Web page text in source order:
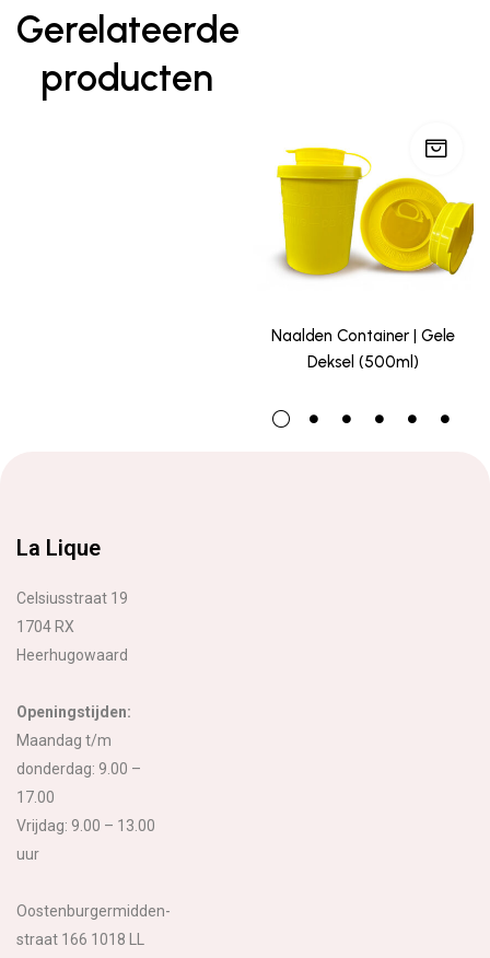
Gerelateerde
producten
Naalden Container | Gele
Deksel (500ml)
La Lique
Celsiusstraat 19
1704 RX
Heerhugowaard
Openingstijden:
Maandag t/m
donderdag: 9.00 –
17.00
Vrijdag: 9.00 – 13.00
uur
Oostenburgermidden-
straat 166 1018 LL